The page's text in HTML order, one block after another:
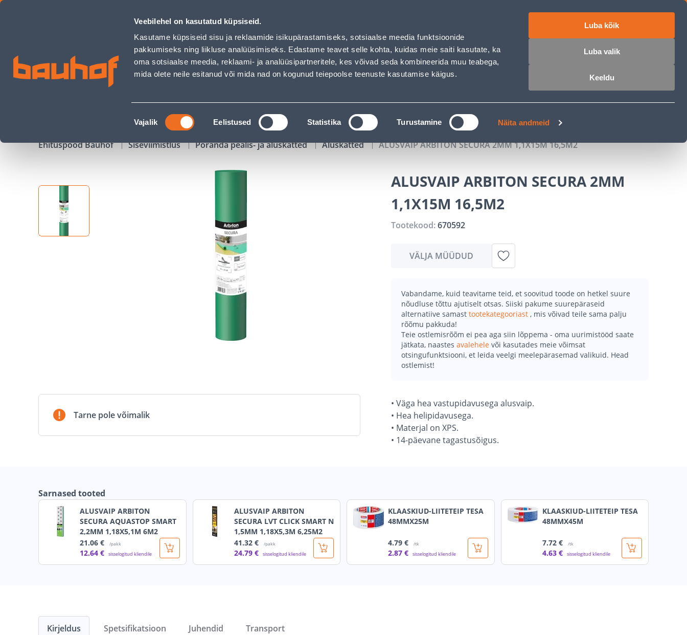
Veebilehel on kasutatud küpsiseid.
Kasutame küpsiseid sisu ja reklaamide isikupärastamiseks, sotsiaalse meedia funktsioonide
pakkumiseks ning liikluse analüüsimiseks. Edastame teavet selle kohta, kuidas meie saiti kasutate, ka
oma sotsiaalse meedia, reklaami- ja analüüsipartneritele, kes võivad seda kombineerida muu teabega,
mida olete neile esitanud või mida nad on kogunud teiepoolse teenuste kasutamise käigus.
Nõusoleku
valik
Vajalik Eelistused Statistika Turustamine Näita andmeid
Luba kõik
Luba valik
Keeldu
ALUSVAIP ARBITON SECURA 2MM 1,1X15M 16,5M2 - Bauhof has loaded
Äriklienditeenindus Klienditeenindus Teenused Karjäärileht
OTSI Logi sisse
KAMPAANIAD KATALOOGID TÖÖRIISTALAENUTUS JÄRELMAKS
Ehituspood Bauhof Siseviimistlus Põranda pealis- ja aluskatted Aluskatted ALUSVAIP ARBITON SECURA 2MM 1,1X15M 16,5M2
Tarne pole võimalik
ALUSVAIP ARBITON SECURA 2MM
1,1X15M 16,5M2
Tootekood:670592
VÄLJA MÜÜDUD
Vabandame, kuid teavitame teid, et soovitud toode on hetkel suure
nõudluse tõttu ajutiselt otsas. Siiski pakume suurepäraseid
alternatiive samast tootekategooriast , mis võivad teile sama palju
rõõmu pakkuda!
Teie ostlemisrõõm ei pea aga siin lõppema - oma uurimistööd saate
jätkata, naastes avalehele või kasutades meie võimsat
otsingufunktsiooni, et leida veelgi meelepärasemad valikuid. Head
ostlemist!
• Väga hea vastupidavusega alusvaip.
• Hea helipidavusega.
• Materjal on XPS.
• 14-päevane tagastusõigus.
Sarnased tooted
ALUSVAIP ARBITON
SECURA AQUASTOP SMART
2,2MM 1,18X5,1M 6M2
21.06 € /pakk
12.64 € sisselogitud kliendile
ALUSVAIP ARBITON
SECURA LVT CLICK SMART N
1,5MM 1,18X5,3M 6,25M2
41.32 € /pakk
24.79 € sisselogitud kliendile
KLAASKIUD-LIITETEIP TESA
48MMX25M
4.79 € /tk
2.87 € sisselogitud kliendile
KLAASKIUD-LIITETEIP TESA
48MMX45M
7.72 € /tk
4.63 € sisselogitud kliendile
Kirjeldus Spetsifikatsioon Juhendid Transport